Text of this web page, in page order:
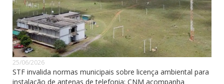
25/06/2026
STF invalida normas municipais sobre licença ambiental para
instalação de antenas de telefonia; CNM acompanha